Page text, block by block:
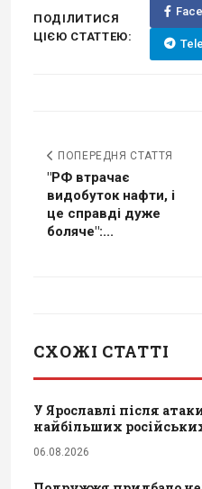
ПОДІЛИТИСЯ
ЦІЄЮ СТАТТЕЮ:
ПОПЕРЕДНЯ СТАТТЯ
"РФ втрачає
видобуток нафти, і
це справді дуже
боляче":...
СХОЖІ СТАТТІ
У Ярославлі після
найбільших
06.08.2026